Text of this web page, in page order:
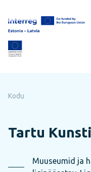
lehe
sisu
vahele
Kodu
Tartu
Muuseumid ja